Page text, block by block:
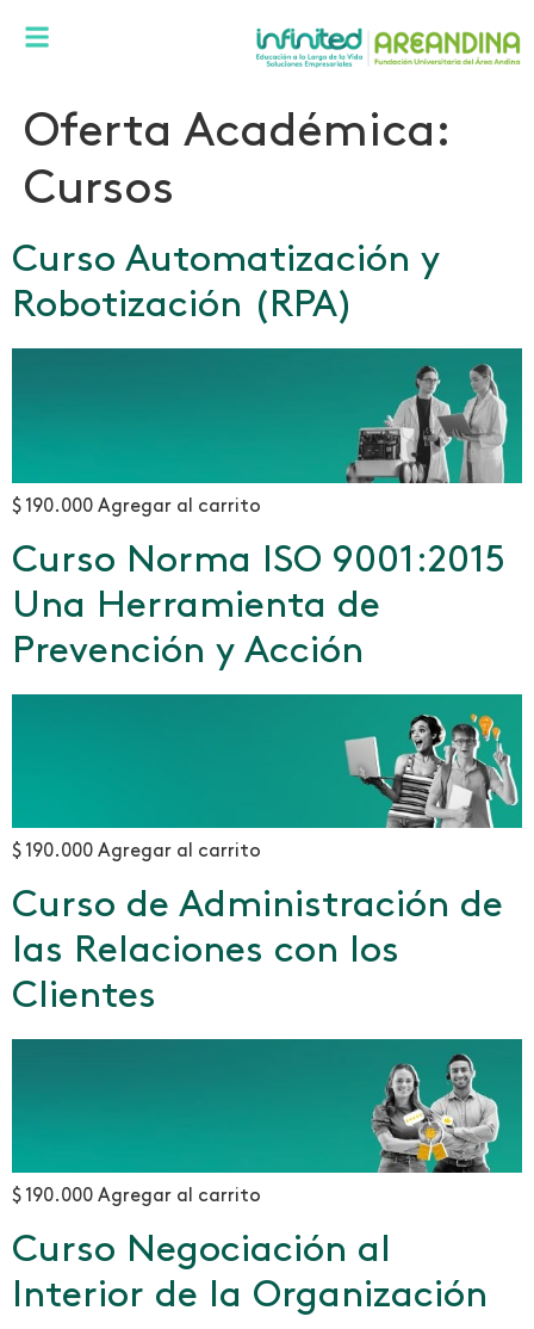
Oferta Académica:
Cursos
Curso Automatización y
Robotización (RPA)
$ 190.000 Agregar al carrito
Curso Norma ISO 9001:2015
Una Herramienta de
Prevención y Acción
$ 190.000 Agregar al carrito
Curso de Administración de
las Relaciones con los
Clientes
$ 190.000 Agregar al carrito
Curso Negociación al
Interior de la Organización